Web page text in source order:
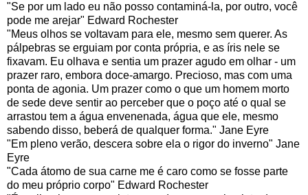
"Se por um lado eu não posso contaminá-la, por outro, você
pode me arejar" Edward Rochester
"Meus olhos se voltavam para ele, mesmo sem querer. As
pálpebras se erguiam por conta própria, e as íris nele se
fixavam. Eu olhava e sentia um prazer agudo em olhar - um
prazer raro, embora doce-amargo. Precioso, mas com uma
ponta de agonia. Um prazer como o que um homem morto
de sede deve sentir ao perceber que o poço até o qual se
arrastou tem a água envenenada, água que ele, mesmo
sabendo disso, beberá de qualquer forma." Jane Eyre
"Em pleno verão, descera sobre ela o rigor do inverno" Jane
Eyre
"Cada átomo de sua carne me é caro como se fosse parte
do meu próprio corpo" Edward Rochester